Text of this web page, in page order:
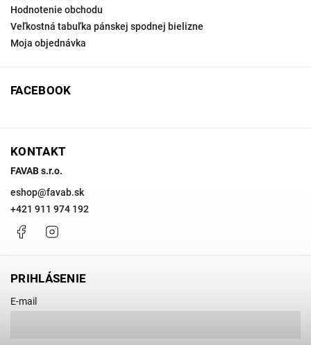
Hodnotenie obchodu
Veľkostná tabuľka pánskej spodnej bielizne
Moja objednávka
FACEBOOK
KONTAKT
FAVAB s.r.o.
eshop@favab.sk
+421 911 974 192
Facebook
PRIHLÁSENIE
E-mail